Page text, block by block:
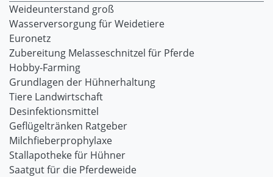
Weideunterstand groß
Wasserversorgung für Weidetiere
Euronetz
Zubereitung Melasseschnitzel für Pferde
Hobby-Farming
Grundlagen der Hühnerhaltung
Tiere Landwirtschaft
Desinfektionsmittel
Geflügeltränken Ratgeber
Milchfieberprophylaxe
Stallapotheke für Hühner
Saatgut für die Pferdeweide